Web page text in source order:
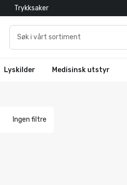
Trykksaker
Lyskilder Medisinsk utstyr
Ingen filtre